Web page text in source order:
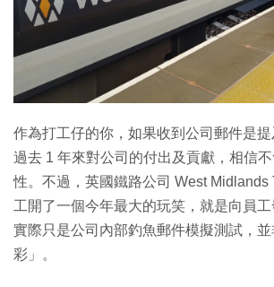
作為打工仔的你，如果收到公司郵件是
過去 1 年來對公司的付出及貢獻，相信
性。不過，英國鐵路公司 West Midlands
工開了一個今年最大的玩笑，就是向員工
實際只是公司內部釣魚郵件模擬測試，
彩」。